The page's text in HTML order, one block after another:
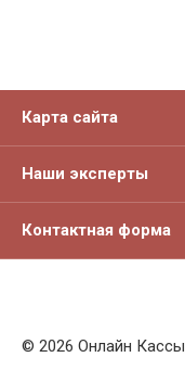
Карта сайта
Наши эксперты
Контактная форма
© 2026 Онлайн Кассы